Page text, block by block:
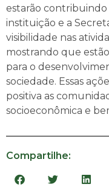
estarão contribuindo
instituição e a
visibilidade nas
mostrando que
para o
sociedade. Essas
positiva as
socioeconômica e
Compartilhe: